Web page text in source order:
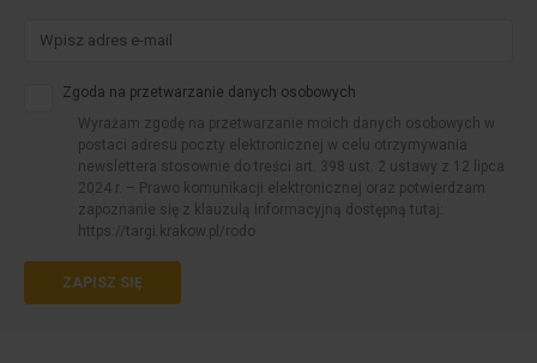
Zgoda na przetwarzanie danych osobowych
Wyrażam zgodę na przetwarzanie moich danych osobowych w
postaci adresu poczty elektronicznej w celu otrzymywania
newslettera stosownie do treści art. 398 ust. 2 ustawy z 12 lipca
2024 r. – Prawo komunikacji elektronicznej oraz potwierdzam
zapoznanie się z klauzulą informacyjną dostępną tutaj:
https://targi.krakow.pl/rodo
ZAPISZ SIĘ